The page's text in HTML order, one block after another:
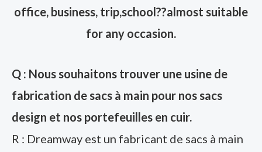
office, business, trip,school??almost suitable
for any occasion.
Q : Nous souhaitons trouver une usine de
fabrication de sacs à main pour nos sacs
design et nos portefeuilles en cuir.
R : Dreamway est un fabricant de sacs à main